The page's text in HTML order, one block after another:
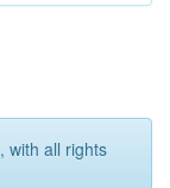
with all rights